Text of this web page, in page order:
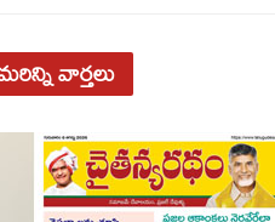
వార్తలు